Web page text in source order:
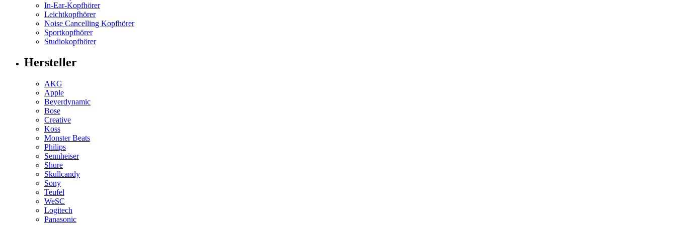
In-Ear-Kopfhörer
Leichtkopfhörer
Noise Cancelling Kopfhörer
Sportkopfhörer
Studiokopfhörer
Hersteller
AKG
Apple
Beyerdynamic
Bose
Creative
Koss
Monster Beats
Philips
Sennheiser
Shure
Skullcandy
Sony
Teufel
WeSC
Logitech
Panasonic